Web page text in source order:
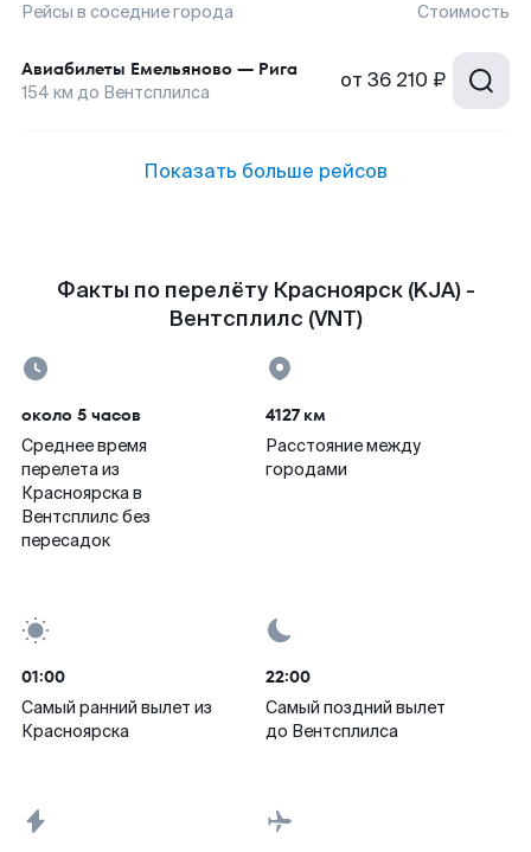
Рейсы в соседние города Стоимость
Авиабилеты Емельяново — Рига
154 км до Вентсплилса от 36 210 ₽
Показать больше рейсов
Факты по перелёту Красноярск (KJA) -
Вентсплилс (VNT)
около 5 часов
Среднее время
перелета из
Красноярска в
Вентсплилс без
пересадок
4127 км
Расстояние между
городами
01:00
Самый ранний вылет из
Красноярска
22:00
Самый поздний вылет
до Вентсплилса